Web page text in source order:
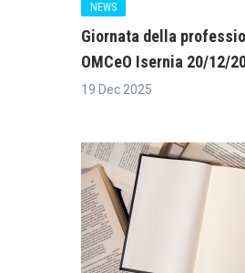
NEWS
Giornata della
OMCeO Isernia 20/12/
19 Dec 2025